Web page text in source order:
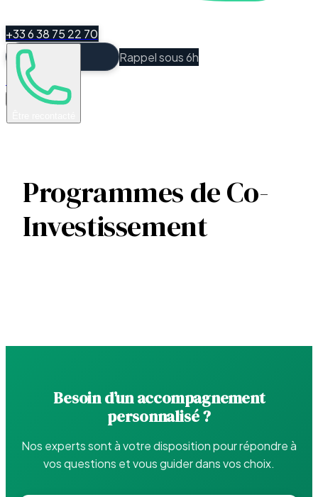
+33 6 38 75 22 70
Rappel sous 6h
Espace Client
Programmes de Co-
Investissement
Besoin d’un accompagnement
personnalisé ?
Nos experts sont à votre disposition pour répondre à
vos questions et vous guider dans vos choix.